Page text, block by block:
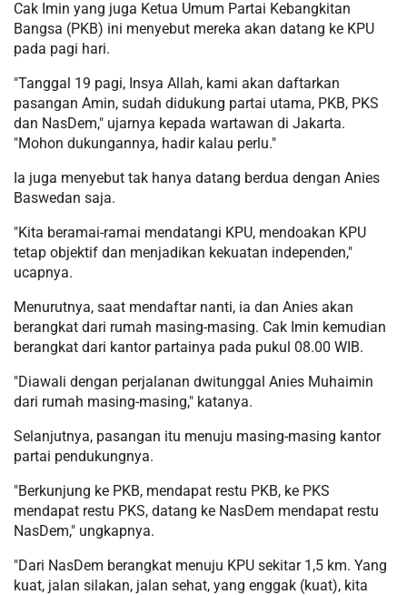
Cak Imin yang juga Ketua Umum Partai Kebangkitan
Bangsa (PKB) ini menyebut mereka akan datang ke KPU
pada pagi hari.
"Tanggal 19 pagi, Insya Allah, kami akan daftarkan
pasangan Amin, sudah didukung partai utama, PKB, PKS
dan NasDem," ujarnya kepada wartawan di Jakarta.
"Mohon dukungannya, hadir kalau perlu."
Ia juga menyebut tak hanya datang berdua dengan Anies
Baswedan saja.
"Kita beramai-ramai mendatangi KPU, mendoakan KPU
tetap objektif dan menjadikan kekuatan independen,"
ucapnya.
Menurutnya, saat mendaftar nanti, ia dan Anies akan
berangkat dari rumah masing-masing. Cak Imin kemudian
berangkat dari kantor partainya pada pukul 08.00 WIB.
"Diawali dengan perjalanan dwitunggal Anies Muhaimin
dari rumah masing-masing," katanya.
Selanjutnya, pasangan itu menuju masing-masing kantor
partai pendukungnya.
"Berkunjung ke PKB, mendapat restu PKB, ke PKS
mendapat restu PKS, datang ke NasDem mendapat restu
NasDem," ungkapnya.
"Dari NasDem berangkat menuju KPU sekitar 1,5 km. Yang
kuat, jalan silakan, jalan sehat, yang enggak (kuat), kita